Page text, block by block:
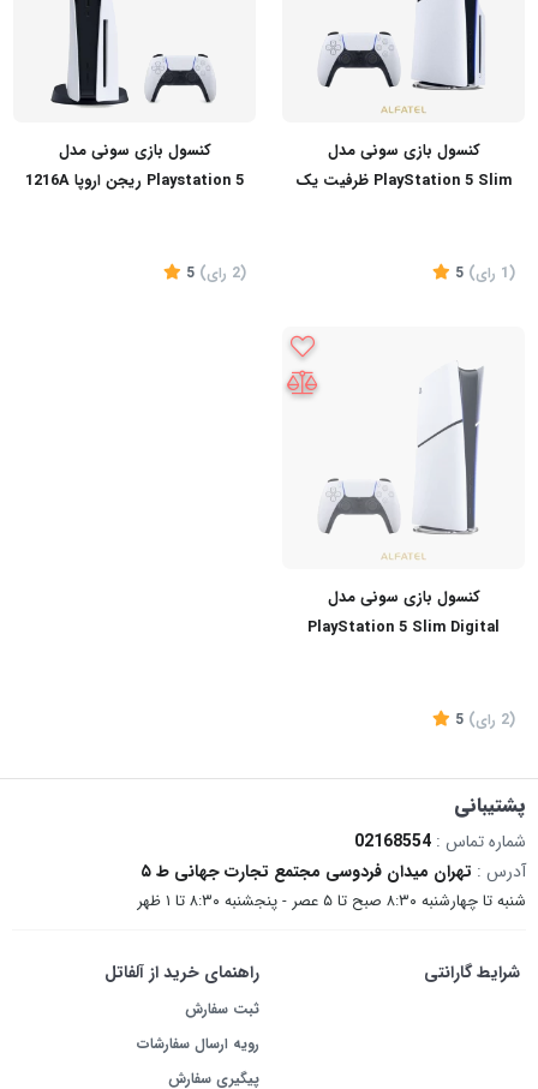
کنسول بازی سونی مدل
PlayStation 5 Slim ظرفیت یک
تماس بگیرید
(1 رای)
5
کنسول بازی سونی مدل
Playstation 5 ریجن اروپا 1216A
(2 رای)
5
کنسول بازی سونی مدل
PlayStation 5 Slim Digital
(2 رای)
5
پشتیبانی
شماره تماس : 02168554
آدرس : تهران میدان فردوسی مجتمع تجارت جهانی ط ۵
شنبه تا چهارشنبه ۸:۳۰ صبح تا ۵ عصر - پنجشنبه ۸:۳۰ تا ۱ ظهر
شرایط گارانتی راهنمای خرید از آلفاتل
ثبت سفارش
رویه ارسال سفارشات
پیگیری سفارش